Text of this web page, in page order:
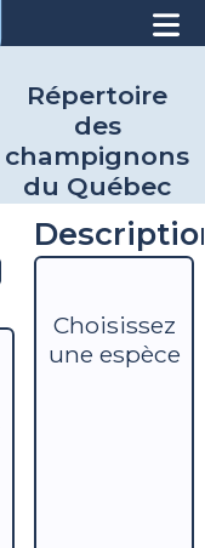
Répertoire
des
champignons
du Québec
Choisissez
une espèce